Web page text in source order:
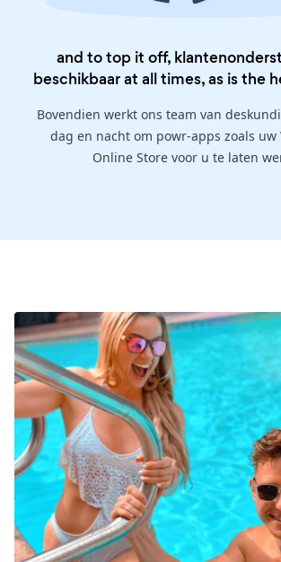
and to top it off,
beschikbaar at all times, as is the
Bovendien werkt ons team van
dag en nacht om powr-apps zoals uw
Online Store voor u te laten